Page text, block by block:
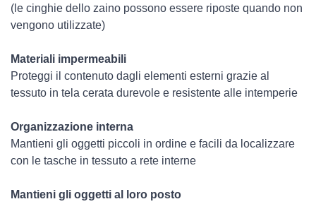
(le cinghie dello zaino possono essere riposte quando non
vengono utilizzate)
Materiali impermeabili
Proteggi il contenuto dagli elementi esterni grazie al
tessuto in tela cerata durevole e resistente alle intemperie
Organizzazione interna
Mantieni gli oggetti piccoli in ordine e facili da localizzare
con le tasche in tessuto a rete interne
Mantieni gli oggetti al loro posto